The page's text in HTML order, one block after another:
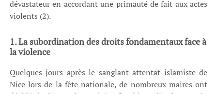
dévastateur en accordant une primauté de fait aux actes
violents (2).
1. La subordination des droits fondamentaux face à
la violence
Quelques jours après le sanglant attentat islamiste de
Nice lors de la fête nationale, de nombreux maires ont